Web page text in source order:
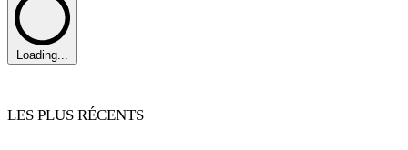
Loading...
LES PLUS RÉCENTS